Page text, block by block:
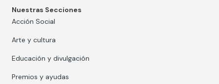
Nuestras Secciones
Acción Social
Arte y cultura
Educación y divulgación
Premios y ayudas